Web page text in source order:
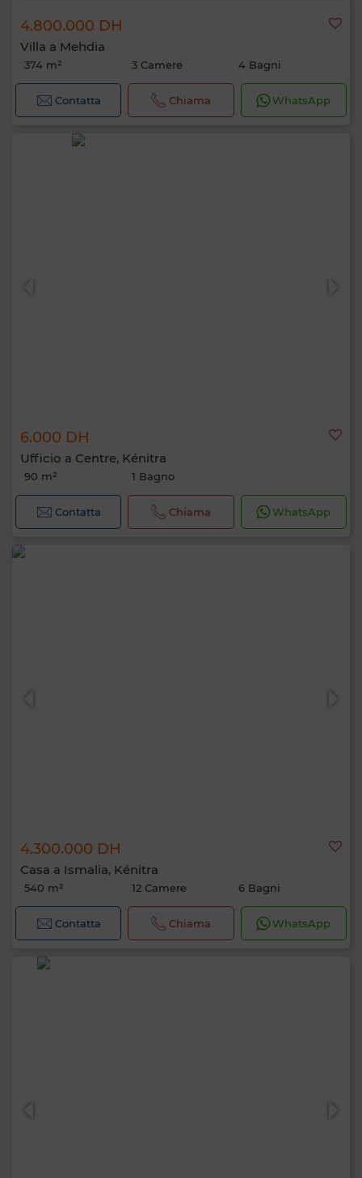
4.800.000 DH
Villa a Mehdia
374 m² 3 Camere 4 Bagni
Contatta Chiama WhatsApp
6.000 DH
Ufficio a Centre, Kénitra
90 m² 1 Bagno
Contatta Chiama WhatsApp
4.300.000 DH
Casa a Ismalia, Kénitra
540 m² 12 Camere 6 Bagni
Contatta Chiama WhatsApp